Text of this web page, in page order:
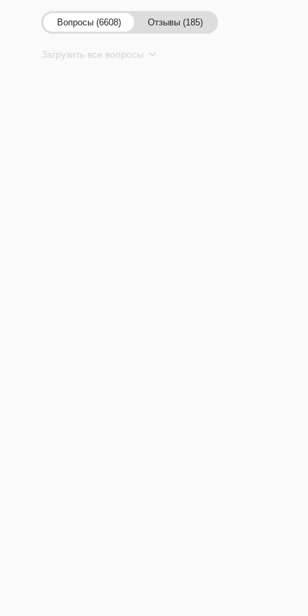
Вопросы (6608) Отзывы (185)
Загрузить все вопросы